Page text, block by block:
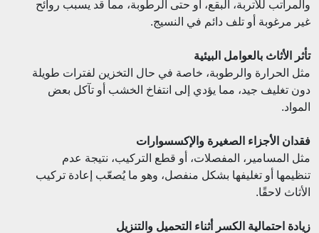
والمراتب للأتربة، البقع، أو حتى الرطوبة، مما قد يسبب روائح
غير مرغوبة أو تلف دائم في النسيج.
تأثر الأثاث بالعوامل البيئية
مثل الحرارة والرطوبة، خاصة في حال التخزين لفترات طويلة
دون تغليف جيد، مما يؤدي إلى انتفاخ الخشب أو تآكل بعض
المواد.
فقدان الأجزاء الصغيرة والإكسسوارات
مثل المسامير، المفصلات، أو قطع التركيب، نتيجة عدم
تنظيمها أو تغليفها بشكل منفصل، وهو ما يُصعّب إعادة تركيب
الأثاث لاحقًا.
زيادة احتمالية الكسر أثناء التحميل والتنزيل